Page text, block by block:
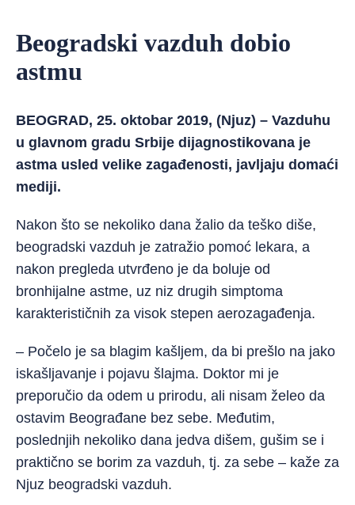
Beogradski vazduh dobio
astmu
BEOGRAD, 25. oktobar 2019, (Njuz) – Vazduhu
u glavnom gradu Srbije dijagnostikovana je
astma usled velike zagađenosti, javljaju domaći
mediji.
Nakon što se nekoliko dana žalio da teško diše,
beogradski vazduh je zatražio pomoć lekara, a
nakon pregleda utvrđeno je da boluje od
bronhijalne astme, uz niz drugih simptoma
karakterističnih za visok stepen aerozagađenja.
– Počelo je sa blagim kašljem, da bi prešlo na jako
iskašljavanje i pojavu šlajma. Doktor mi je
preporučio da odem u prirodu, ali nisam želeo da
ostavim Beograđane bez sebe. Međutim,
poslednjih nekoliko dana jedva dišem, gušim se i
praktično se borim za vazduh, tj. za sebe – kaže za
Njuz beogradski vazduh.